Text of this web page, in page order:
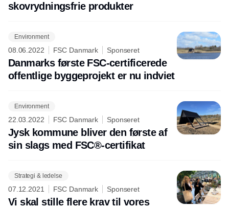
skovrydningsfrie produkter
Environment
08.06.2022 FSC Danmark Sponseret
Danmarks første FSC-certificerede
offentlige byggeprojekt er nu indviet
Environment
22.03.2022 FSC Danmark Sponseret
Jysk kommune bliver den første af
sin slags med FSC®-certifikat
Strategi & ledelse
07.12.2021 FSC Danmark Sponseret
Vi skal stille flere krav til vores